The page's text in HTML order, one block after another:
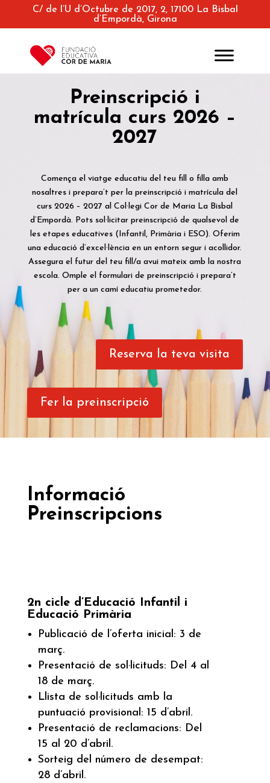
C/ de l’U d’Octubre de 2017, 2, 17100 La Bisbal
d’Empordà, Girona
Preinscripció i
matrícula curs 2026 –
2027
Comença el viatge educatiu del teu fill o filla amb
nosaltres i prepara’t per la preinscripció i matrícula del
curs 2026 – 2027 al Col·legi Cor de Maria La Bisbal
d’Empordà. Pots sol·licitar preinscripció de qualsevol de
les etapes educatives (Infantil, Primària i ESO). Oferim
una educació d’excel·lència en un entorn segur i acollidor.
Assegura el futur del teu fill/a avui mateix amb la nostra
escola. Omple el formulari de preinscripció i prepara’t
per a un camí educatiu prometedor.
Reserva la teva visita
Fer la preinscripció
Informació
Preinscripcions
2n cicle d’Educació Infantil i
Educació Primària
Publicació de l’oferta inicial: 3 de
març.
Presentació de sol·licituds: Del 4 al
18 de març.
Llista de sol·licituds amb la
puntuació provisional: 15 d’abril.
Presentació de reclamacions: Del
15 al 20 d’abril.
Sorteig del número de desempat:
28 d’abril.